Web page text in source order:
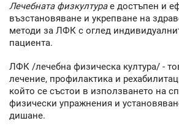
Лечебната физкултурае достъпен и
възстановяване и укрепване на
методи за ЛФК с оглед
пациента.
ЛФК /лечебна физическа култура/ -
лечение, профилактика и
който се състои в използването на
физически упражнения и
дишане.